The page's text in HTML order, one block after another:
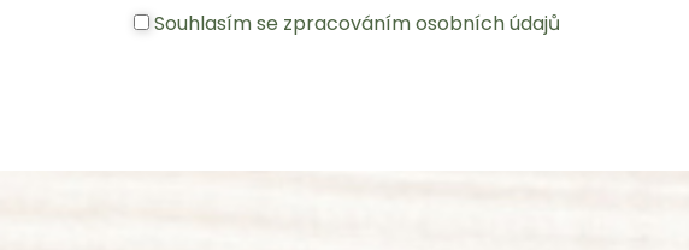
Souhlasím se zpracováním osobních údajů